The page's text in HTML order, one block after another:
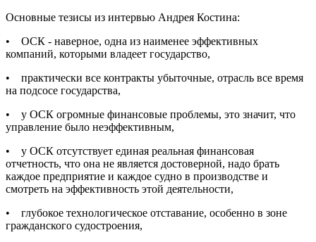
Основные тезисы из интервью Андрея Костина:
• ОСК - наверное, одна из наименее эффективных
компаний, которыми владеет государство,
• практически все контракты убыточные, отрасль все время
на подсосе государства,
• у ОСК огромные финансовые проблемы, это значит, что
управление было неэффективным,
• у ОСК отсутствует единая реальная финансовая
отчетность, что она не является достоверной, надо брать
каждое предприятие и каждое судно в производстве и
смотреть на эффективность этой деятельности,
• глубокое технологическое отставание, особенно в зоне
гражданского судостроения,